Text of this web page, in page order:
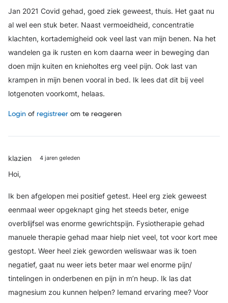
Jan 2021 Covid gehad, goed ziek geweest, thuis. Het gaat nu
al wel een stuk beter. Naast vermoeidheid, concentratie
klachten, kortademigheid ook veel last van mijn benen. Na het
wandelen ga ik rusten en kom daarna weer in beweging dan
doen mijn kuiten en knieholtes erg veel pijn. Ook last van
krampen in mijn benen vooral in bed. Ik lees dat dit bij veel
lotgenoten voorkomt, helaas.
Login of registreer om te reageren
klazien 4 jaren geleden
Hoi,
Ik ben afgelopen mei positief getest. Heel erg ziek geweest
eenmaal weer opgeknapt ging het steeds beter, enige
overblijfsel was enorme gewrichtspijn. Fysiotherapie gehad
manuele therapie gehad maar hielp niet veel, tot voor kort mee
gestopt. Weer heel ziek geworden weliswaar was ik toen
negatief, gaat nu weer iets beter maar wel enorme pijn/
tintelingen in onderbenen en pijn in m’n heup. Ik las dat
magnesium zou kunnen helpen? Iemand ervaring mee? Voor